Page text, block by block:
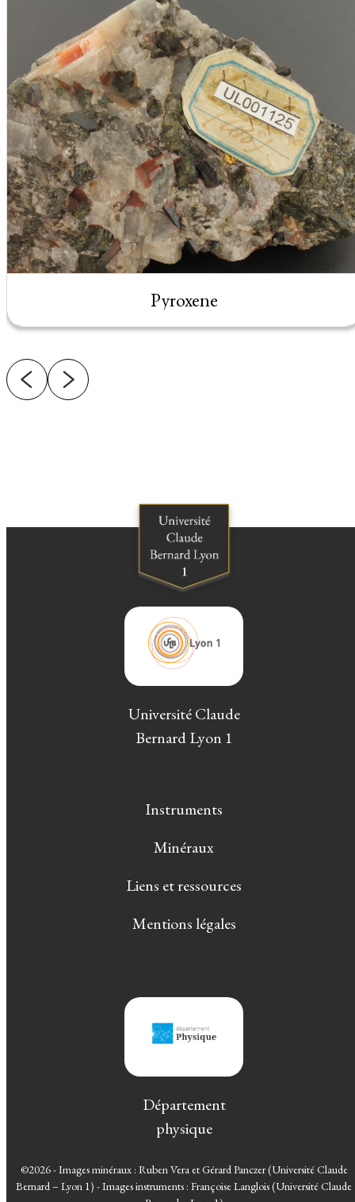
Pyroxene
Université Claude
Bernard Lyon 1
Instruments
Minéraux
Liens et ressources
Mentions légales
Département
physique
©2026 - Images minéraux : Ruben Vera et Gérard Panczer (Université Claude
Bernard – Lyon 1) - Images instruments : Françoise Langlois (Université Claude